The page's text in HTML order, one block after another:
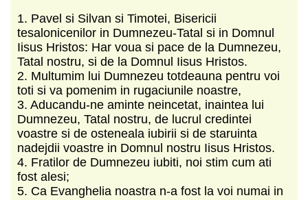
1. Pavel si Silvan si Timotei, Bisericii
tesalonicenilor in Dumnezeu-Tatal si in Domnul
Iisus Hristos: Har voua si pace de la Dumnezeu,
Tatal nostru, si de la Domnul Iisus Hristos.
2. Multumim lui Dumnezeu totdeauna pentru voi
toti si va pomenim in rugaciunile noastre,
3. Aducandu-ne aminte neincetat, inaintea lui
Dumnezeu, Tatal nostru, de lucrul credintei
voastre si de osteneala iubirii si de staruinta
nadejdii voastre in Domnul nostru Iisus Hristos.
4. Fratilor de Dumnezeu iubiti, noi stim cum ati
fost alesi;
5. Ca Evanghelia noastra n-a fost la voi numai in